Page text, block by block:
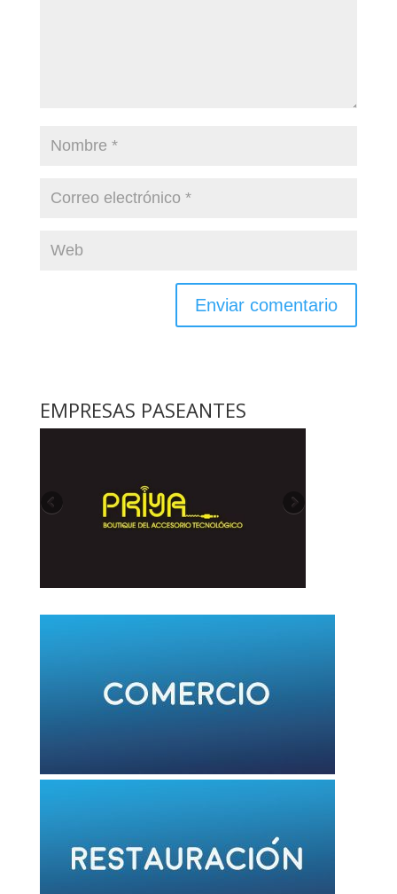
EMPRESAS PASEANTES